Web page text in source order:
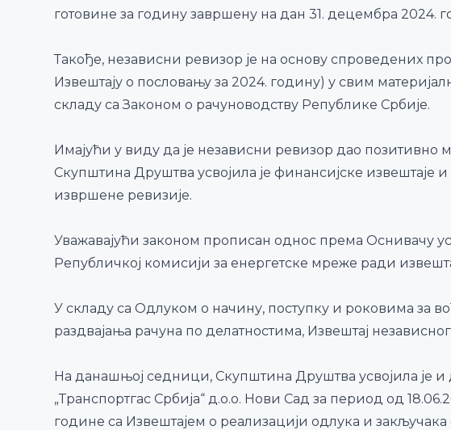
готовине за годину завршену на дан 31. децембра 2024.
Такође, независни ревизор је на основу спроведених
Извештају о пословању за 2024. годину) у свим
складу са Законом о рачуноводству Републике Србије.
Имајући у виду да је независни ревизор дао
Скупштина Друштва усвојила је финансијске извештаје
извршене ревизије.
Уважавајући законом прописан однос према Оснивачу
Републичкој комисији за енергетске мреже ради
У складу са Одлуком о начину, поступку и роковима за
раздвајања рачуна по делатностима, Извештај
На данашњој седници, Скупштина Друштва усвојила је
„Транспортгас Србија“ д.о.о. Нови Сад за период од
године са Извештајем о реализацији одлука и